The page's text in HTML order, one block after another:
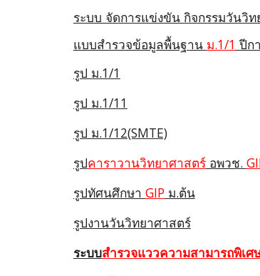
ระบบ จัดการแข่งขัน กิจกรรมวันวิ
แบบสำรวจข้อมูลพื้นฐาน ม.1/1 ปีก
รูป ม.1/1
รูป ม.1/11
รูป ม.1/12(SMTE)
รูปคาราวานวิทยาศาสตร์อพวช.
รูปทัศนศึกษา GIP ม.ต้น
รูปงานวันวิทยาศาสตร์
ระบบสำรวจแววความสามารถพิเศ